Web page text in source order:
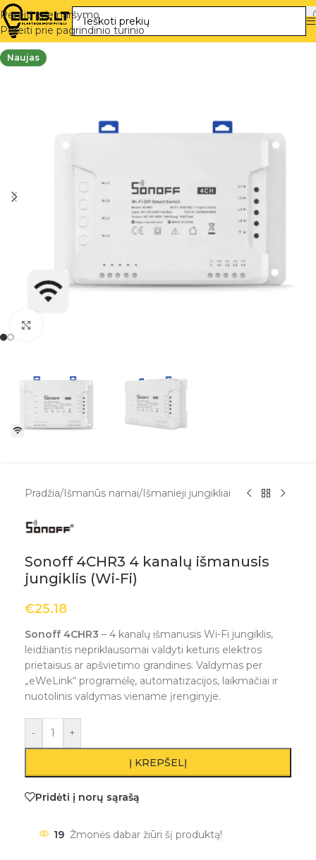
Pereiti prie naršymo
Pereiti prie pagrindinio turinio
Naujas
Pradžia/Išmanūs namai/Išmanieji jungikliai
Sonoff 4CHR3 4 kanalų išmanusis
jungiklis (Wi-Fi)
€25.18
Sonoff 4CHR3 – 4 kanalų išmanusis Wi-Fi jungiklis,
leidžiantis nepriklausomai valdyti keturis elektros
prietaisus ar apšvietimo grandines. Valdymas per
„eWeLink“ programėlę, automatizacijos, laikmačiai ir
nuotolinis valdymas viename įrenginyje.
- +
Į KREPŠELĮ
Pridėti į norų sąrašą
19 Žmonės dabar žiūri šį produktą!